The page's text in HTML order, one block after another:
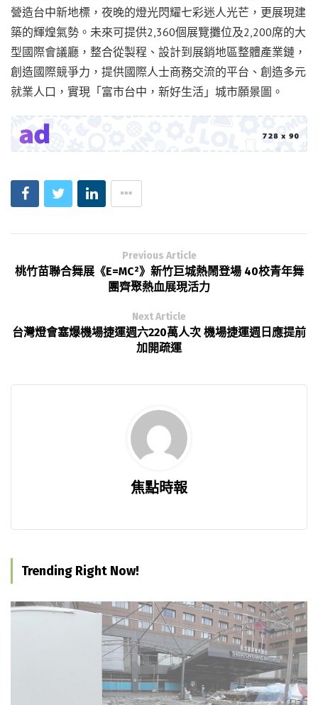
營造台中新地標，夜晚的燈光閃耀七彩迷人光芒，更展現建
築的輝煌氣勢。未來可提供2,360個展覽攤位及2,200席的大
型國際會議廳，整合從製程、設計到展銷地區整體產業鏈，
創造國際競爭力，提供國際人士商務交流的平台、創造多元
就業人口，實現「富市台中，新好生活」城市願景圖。
Previous Article
桃竹苗聯合舞展《E=MC²》新竹巨城熱鬧登場 40校青年舞
團齊聚熱血展現活力
Next Article
台灣燈會塞爆機場捷運週六220萬人次 機場捷運週日應提前
加開疏運
焦點時報
Trending Right Now!